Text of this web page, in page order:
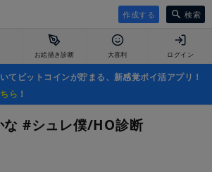
作成する 検索
お絵描き診断 大喜利 ログイン
てビットコインが貯まる、新感覚ポイ活アプリ！
ら ！
な #シュレ僕/HO診断